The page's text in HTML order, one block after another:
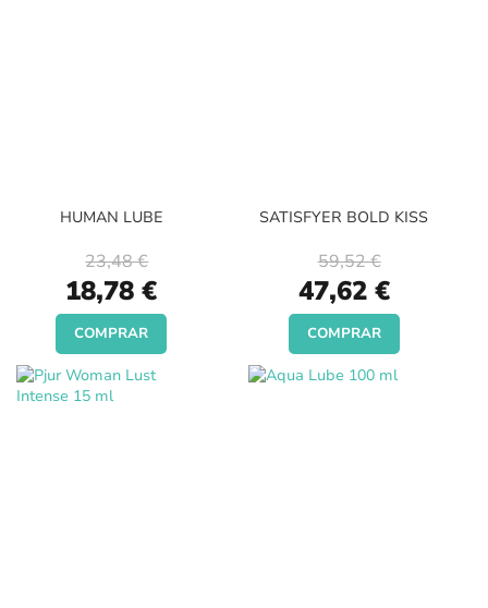
HUMAN LUBE
Special
Price
18,78 €
23,48 €
COMPRAR
SATISFYER BOLD KISS
Special
Price
47,62 €
59,52 €
COMPRAR